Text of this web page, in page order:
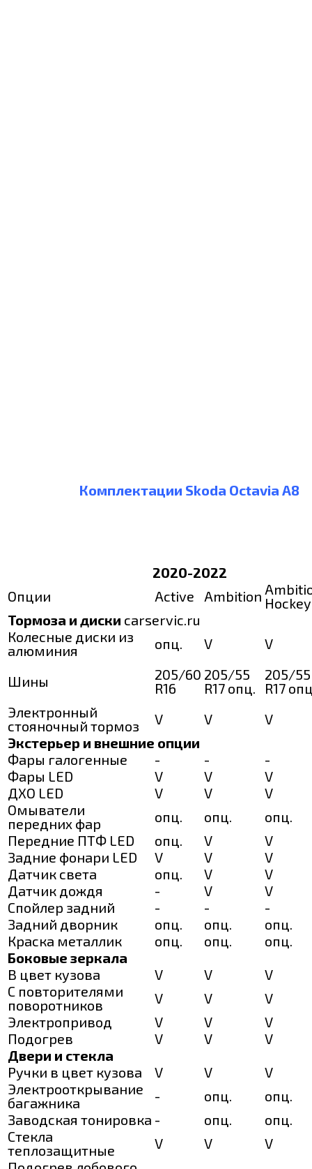
Комплектации Skoda Octavia A8
2020-2022
Опции
Active Ambition Hockey
Тормоза и диски carservic.ru
Колесные диски из
алюминия
опц. V V
Шины
205/60
R16
205/55
R17 опц.
205/55
R17
Электронный
стояночный тормоз
V V
V
Экстерьер и внешние опции
Фары галогенные
- -
-
Фары LED
V V
V
ДХО LED
V V
V
Омыватели
передних фар
опц. опц.
опц.
Передние ПТФ LED
опц. V
V
Задние фонари LED
V V
V
Датчик света
опц. V
V
Датчик дождя
- V
V
Спойлер задний
- -
-
Задний дворник
опц. опц.
опц.
Краска металлик
опц. опц.
опц.
Боковые зеркала
В цвет кузова
V V
V
С повторителями
поворотников
V V
V
Электропривод
V V
V
Подогрев
V V
V
Двери и стекла
Ручки в цвет кузова
V V
V
Электрооткрывание
багажника
- опц.
опц.
Заводская тонировка - опц.
опц.
Стекла
теплозащитные
V V
V